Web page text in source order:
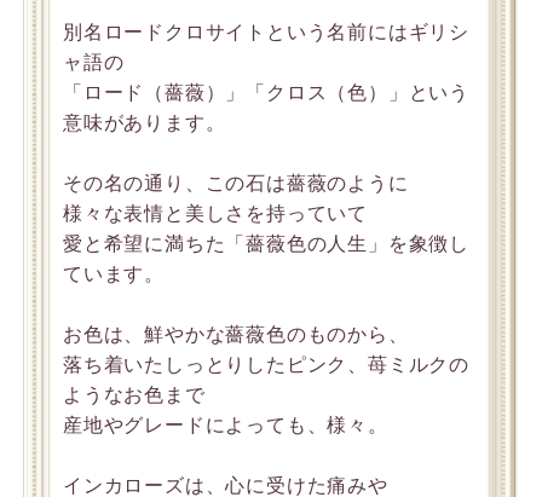
別名ロードクロサイトという名前にはギリシ
ャ語の
「ロード（薔薇）」「クロス（色）」という
意味があります。
その名の通り、この石は薔薇のように
様々な表情と美しさを持っていて
愛と希望に満ちた「薔薇色の人生」を象徴し
ています。
お色は、鮮やかな薔薇色のものから、
落ち着いたしっとりしたピンク、苺ミルクの
ようなお色まで
産地やグレードによっても、様々。
インカローズは、心に受けた痛みや